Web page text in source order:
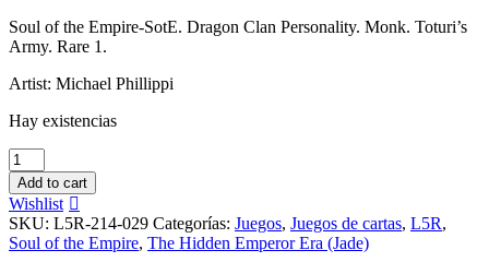
Soul of the Empire-SotE. Dragon Clan Personality. Monk. Toturi’s
Army. Rare 1.
Artist: Michael Phillippi
Hay existencias
Togashi
Mitsu
XP2
[Dragon]
cantidad
Add to cart
Wishlist
SKU: L5R-214-029 Categorías: Juegos, Juegos de cartas, L5R,
Soul of the Empire, The Hidden Emperor Era (Jade)